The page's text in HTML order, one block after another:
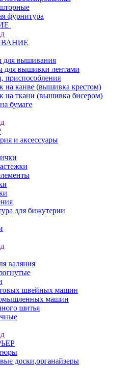
фурнитура
для вышивания
для вышивки лентами
приспособления
на канве (вышивка крестом)
на ткани (вышивка бисером)
бумаге
и аксессуары
для бижутерии
валяния
швейных машин
машин
шитья
доски,органайзеры